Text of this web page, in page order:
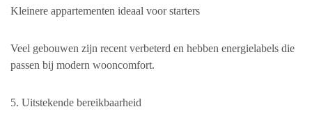
Kleinere appartementen ideaal voor starters
Veel gebouwen zijn recent verbeterd en hebben energielabels die
passen bij modern wooncomfort.
5. Uitstekende bereikbaarheid